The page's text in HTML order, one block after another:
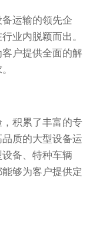
运输的领先企
业内脱颖而出。
户提供全面的解
积累了丰富的专
质的大型设备运
备、特种车辆
够为客户提供定